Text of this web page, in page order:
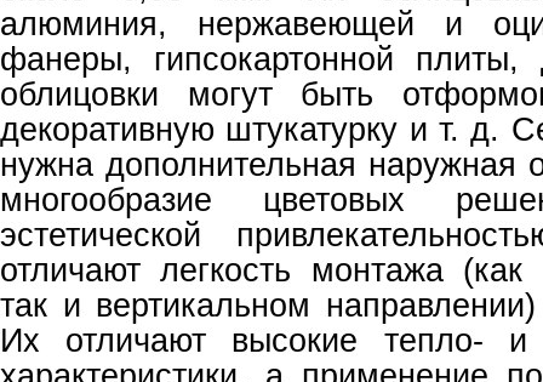
алюминия, нержавеющей и
фанеры, гипсокартонной
облицовки могут быть
декоративную штукатурку и т. д.
нужна дополнительная наружная
многообразие цветовых
эстетической
отличают легкость монтажа (как
так и вертикальном
Их отличают высокие тепло- и